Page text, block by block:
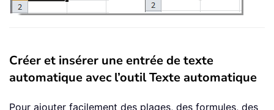
Créer et insérer une entrée de texte
automatique avec l’outil Texte automatique
Pour ajouter facilement des plages, des formules, des